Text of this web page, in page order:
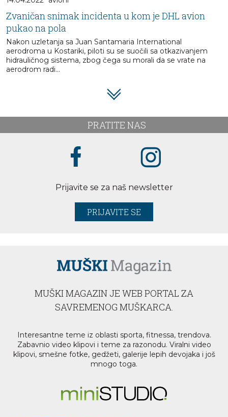
Zvaničan snimak incidenta u kom je DHL avion
pukao na pola
Nakon uzletanja sa Juan Santamaria International
aerodroma u Kostariki, piloti su se suočili sa otkazivanjem
hidrauličnog sistema, zbog čega su morali da se vrate na
aerodrom radi...
PRATITE NAS
Prijavite se za naš newsletter
PRIJAVITE SE
MUŠKI MAGAZIN JE WEB PORTAL ZA
SAVREMENOG MUŠKARCA.
Interesantne teme iz oblasti sporta, fitnessa, trendova.
Zabavnio video klipovi i teme za razonodu. Viralni video
klipovi, smešne fotke, gedžeti, galerije lepih devojaka i još
mnogo toga.